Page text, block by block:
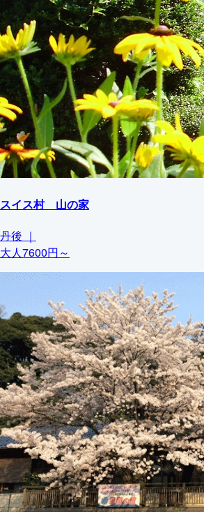
スイス村 山の家
丹後 ｜
大人7600円～